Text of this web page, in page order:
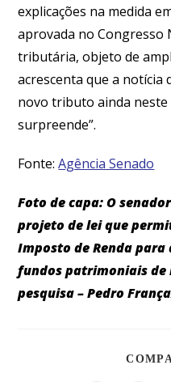
explicações na medida
aprovada no Congresso
tributária, objeto de
acrescenta que a notícia
novo tributo ainda neste
surpreende”.
Fonte:Agência Senado
Foto de capa: O
projeto de lei que
Imposto de Renda
fundos patrimoniais de
pesquisa – Pedro